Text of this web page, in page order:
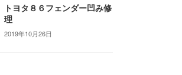
トヨタ８６フェンダー凹み修
理
2019年10月26日